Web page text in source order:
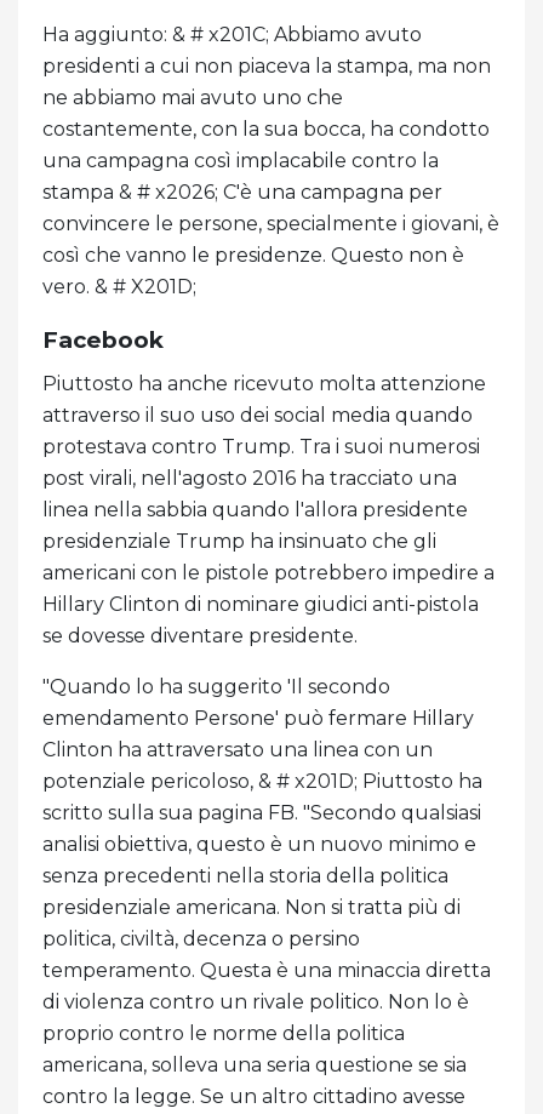
Ha aggiunto: & # x201C; Abbiamo avuto
presidenti a cui non piaceva la stampa, ma non
ne abbiamo mai avuto uno che
costantemente, con la sua bocca, ha condotto
una campagna così implacabile contro la
stampa & # x2026; C'è una campagna per
convincere le persone, specialmente i giovani, è
così che vanno le presidenze. Questo non è
vero. & # X201D;
Facebook
Piuttosto ha anche ricevuto molta attenzione
attraverso il suo uso dei social media quando
protestava contro Trump. Tra i suoi numerosi
post virali, nell'agosto 2016 ha tracciato una
linea nella sabbia quando l'allora presidente
presidenziale Trump ha insinuato che gli
americani con le pistole potrebbero impedire a
Hillary Clinton di nominare giudici anti-pistola
se dovesse diventare presidente.
"Quando lo ha suggerito 'Il secondo
emendamento Persone' può fermare Hillary
Clinton ha attraversato una linea con un
potenziale pericoloso, & # x201D; Piuttosto ha
scritto sulla sua pagina FB. "Secondo qualsiasi
analisi obiettiva, questo è un nuovo minimo e
senza precedenti nella storia della politica
presidenziale americana. Non si tratta più di
politica, civiltà, decenza o persino
temperamento. Questa è una minaccia diretta
di violenza contro un rivale politico. Non lo è
proprio contro le norme della politica
americana, solleva una seria questione se sia
contro la legge. Se un altro cittadino avesse